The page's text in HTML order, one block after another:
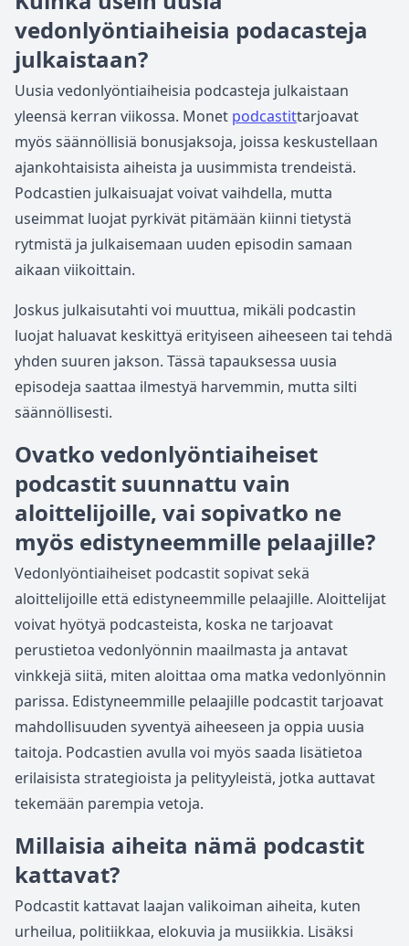
vedonlyöntiaiheisia podacasteja
julkaistaan?
Uusia vedonlyöntiaiheisia podcasteja julkaistaan
yleensä kerran viikossa. Monet podcastittarjoavat
myös säännöllisiä bonusjaksoja, joissa keskustellaan
ajankohtaisista aiheista ja uusimmista trendeistä.
Podcastien julkaisuajat voivat vaihdella, mutta
useimmat luojat pyrkivät pitämään kiinni tietystä
rytmistä ja julkaisemaan uuden episodin samaan
aikaan viikoittain.
Joskus julkaisutahti voi muuttua, mikäli podcastin
luojat haluavat keskittyä erityiseen aiheeseen tai tehdä
yhden suuren jakson. Tässä tapauksessa uusia
episodeja saattaa ilmestyä harvemmin, mutta silti
säännöllisesti.
Ovatko vedonlyöntiaiheiset
podcastit suunnattu vain
aloittelijoille, vai sopivatko ne
myös edistyneemmille pelaajille?
Vedonlyöntiaiheiset podcastit sopivat sekä
aloittelijoille että edistyneemmille pelaajille. Aloittelijat
voivat hyötyä podcasteista, koska ne tarjoavat
perustietoa vedonlyönnin maailmasta ja antavat
vinkkejä siitä, miten aloittaa oma matka vedonlyönnin
parissa. Edistyneemmille pelaajille podcastit tarjoavat
mahdollisuuden syventyä aiheeseen ja oppia uusia
taitoja. Podcastien avulla voi myös saada lisätietoa
erilaisista strategioista ja pelityyleistä, jotka auttavat
tekemään parempia vetoja.
Millaisia aiheita nämä podcastit
kattavat?
Podcastit kattavat laajan valikoiman aiheita, kuten
urheilua, politiikkaa, elokuvia ja musiikkia. Lisäksi